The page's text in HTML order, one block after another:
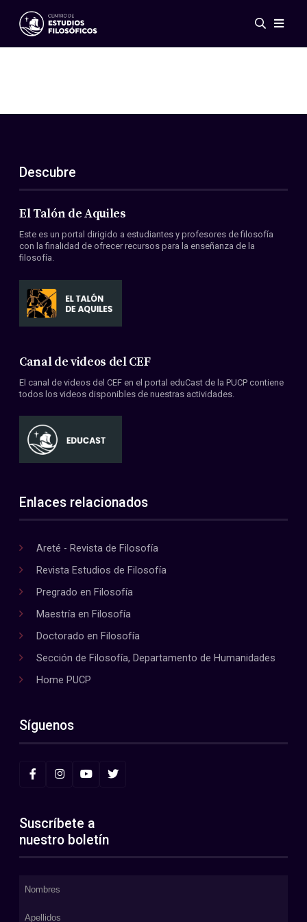
Eventos
ES
EN
Acerca de nosotros
Miembros
Convenios
Descubre
El Talón de Aquiles
Este es un portal dirigido a estudiantes y profesores de filosofía
con la finalidad de ofrecer recursos para la enseñanza de la
filosofía.
Canal de videos del CEF
El canal de videos del CEF en el portal eduCast de la PUCP contiene
todos los videos disponibles de nuestras actividades.
Enlaces relacionados
Areté - Revista de Filosofía
Revista Estudios de Filosofía
Pregrado en Filosofía
Maestría en Filosofía
Doctorado en Filosofía
Sección de Filosofía, Departamento de Humanidades
Home PUCP
Síguenos
Suscríbete a
nuestro boletín